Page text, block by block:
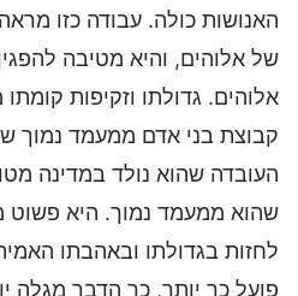
האנושות כולה. עבודה כזו
של אלוהים, והיא מטיבה
אלוהים. גדולתו וזקיפות
קבוצת בני אדם ממעמד נמוך
העובדה שהוא נולד במדינה
שהוא ממעמד נמוך. היא
לחזות בגדולתו ובאהבתו
פועל כך יותר, כך הדבר מגלה